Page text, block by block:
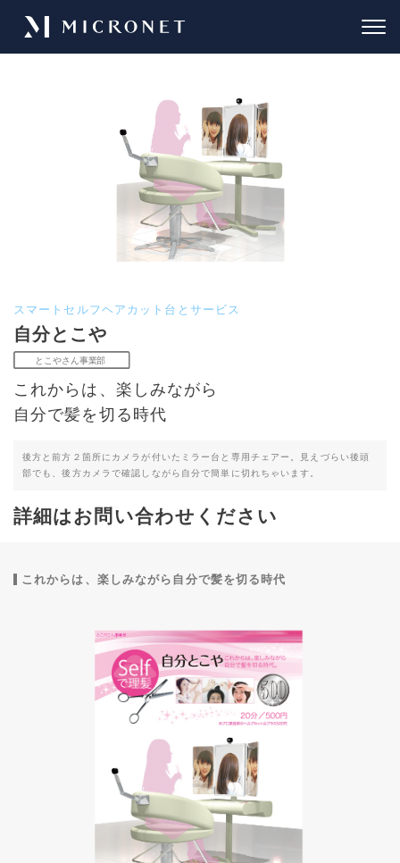
スマートセルフヘアカット台とサービス
自分とこや
これからは、楽しみながら
自分で髪を切る時代
後方と前方２箇所にカメラが付いたミラー台と専用チェアー。見えづらい後頭
部でも、後方カメラで確認しながら自分で簡単に切れちゃいます。
詳細はお問い合わせください
これからは、楽しみながら自分で髪を切る時代